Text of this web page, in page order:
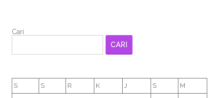
Cari
CARI
S S R K J S M